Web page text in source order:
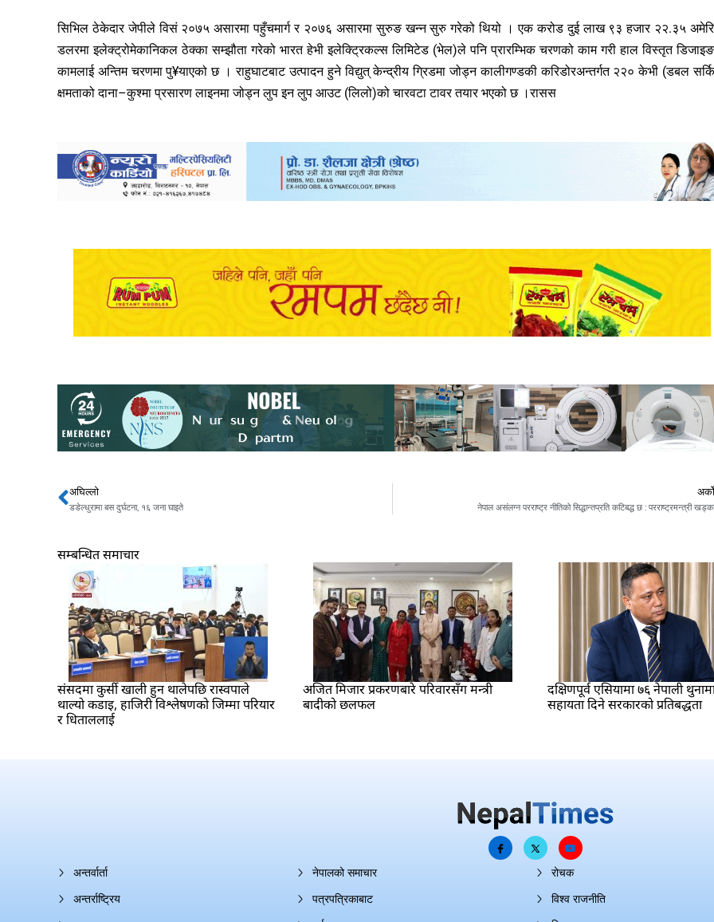
सिभिल ठेकेदार जेपीले विसं २०७५ असारमा पहुँचमार्ग र २०७६ असारमा सुरुङ खन्न सुरु गरेको थियो । एक करोड दुई लाख ९३ हजार २२.३५
डलरमा इलेक्ट्रोमेकानिकल ठेक्का सम्झौता गरेको भारत हेभी इलेक्ट्रिकल्स लिमिटेड (भेल)ले पनि प्रारम्भिक चरणको काम गरी हाल विस्तृत
कामलाई अन्तिम चरणमा पु¥याएको छ । राहुघाटबाट उत्पादन हुने विद्युत् केन्द्रीय ग्रिडमा जोड्न कालीगण्डकी करिडोरअन्तर्गत २२० केभी (डबल
क्षमताको दाना–कुश्मा प्रसारण लाइनमा जोड्न लुप इन लुप आउट (लिलो)को चारवटा टावर तयार भएको छ ।रासस
Prev
अघिल्लो
डडेल्धुरामा बस दुर्घटना, १६ जना घाइते
अर्को
नेपाल असंलग्न परराष्ट्र नीतिको सिद्धान्तप्रति कटिबद्ध छ : परराष्ट्रमन्त्री खड्का
सम्बन्धित समाचार
संसदमा कुर्सी खाली हुन थालेपछि रास्वपाले
थाल्यो कडाइ, हाजिरी विश्लेषणको जिम्मा परियार
र धिताललाई
अजित मिजार प्रकरणबारे परिवारसँग मन्त्री
बादीको छलफल
दक्षिणपूर्व एसियामा ७६ नेपाली
सहायता दिने सरकारको प्रतिबद्धता
अन्तर्वार्ता
अन्तर्राष्ट्रिय
नेपालको समाचार
पत्रपत्रिकाबाट
रोचक
विश्व राजनीति